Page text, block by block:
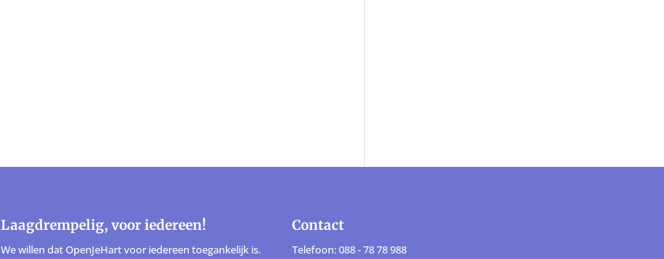
Laagdrempelig, voor iedereen!
We willen dat OpenJeHart voor iedereen toegankelijk is.
Contact
Telefoon: 088 - 78 78 988